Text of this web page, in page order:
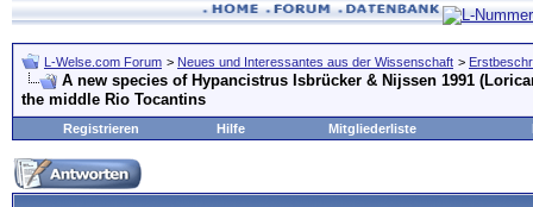
L-Welse.com Forum > Neues und Interessantes aus der Wissenschaft >
A new species of Hypancistrus Isbrücker & Nijssen 1991
the middle Rio Tocantins
Registrieren Hilfe Mitgliederliste